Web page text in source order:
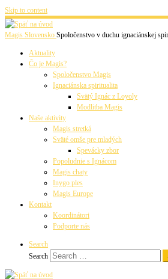
Skip to content
Magis Slovensko Spoločenstvo v duchu ignaciánskej
Aktuality
Čo je Magis?
Spoločenstvo Magis
Ignaciánska spiritualita
Svätý Ignác z Loyoly
Modlitba Magis
Naše aktivity
Magis stretká
Sväté omše pre mladých
Spevácky zbor
Popoludnie s Ignácom
Magis chaty
Inygo ples
Magis Europe
Kontakt
Koordinátori
Podporte nás
Search
Search